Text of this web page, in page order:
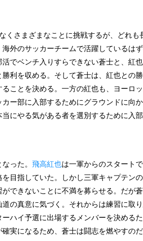
くさまざまなことに挑戦するが、どれも
外のサッカーチームで活躍しているはず
でベンチ入りすらできない蒼士と、紅
利を収める。そして蒼士は、紅也との
ことを決める。一方の紅也も、ヨーロ
ー部に入部するためにグラウンドに向
当にやる気がある者を選別するために入部
った。 飛高紅也は一軍からのスタート
目指していた。しかし三軍キャプテンの
できないことに不満を募らせる。だが
の真意に気づく。それからは練習に取り
ハイ予選に出場するメンバーを決める
実になるため、蒼士は闘志を燃やすのだ